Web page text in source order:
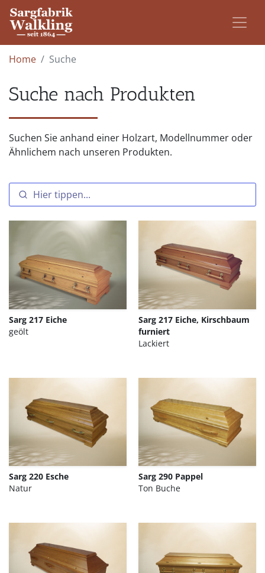
Home Suche
Suche nach Produkten
Suchen Sie anhand einer Holzart, Modellnummer oder
Ähnlichem nach unseren Produkten.
Sarg 217 Eiche
geölt
Sarg 217 Eiche, Kirschbaum
furniert
Lackiert
Sarg 220 Esche
Natur
Sarg 290 Pappel
Ton Buche